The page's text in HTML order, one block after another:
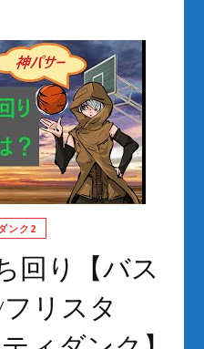
ンク2
回り【バス
リスタ